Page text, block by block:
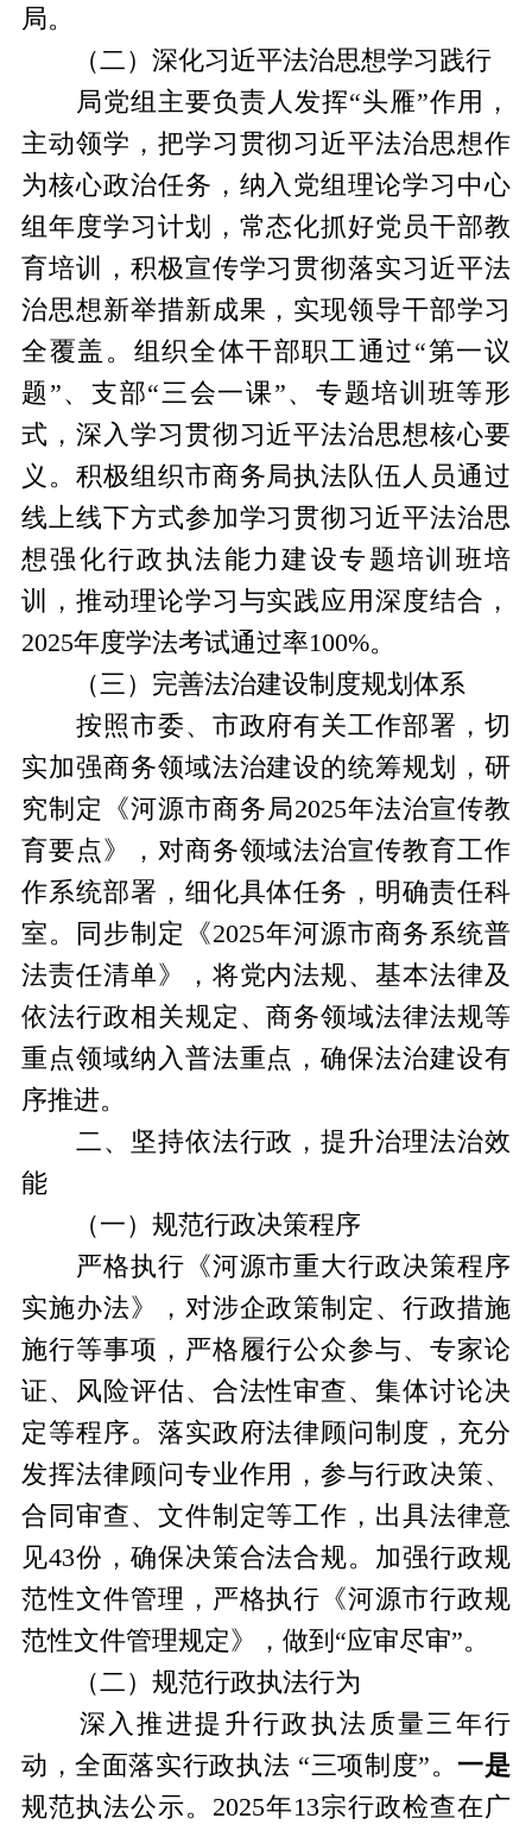
局。
（二）深化习近平法治思想学习践行
局党组主要负责人发挥“头雁”作用，
主动领学，把学习贯彻习近平法治思想作
为核心政治任务，纳入党组理论学习中心
组年度学习计划，常态化抓好党员干部教
育培训，积极宣传学习贯彻落实习近平法
治思想新举措新成果，实现领导干部学习
全覆盖。组织全体干部职工通过“第一议
题”、支部“三会一课”、专题培训班等形
式，深入学习贯彻习近平法治思想核心要
义。积极组织市商务局执法队伍人员通过
线上线下方式参加学习贯彻习近平法治思
想强化行政执法能力建设专题培训班培
训，推动理论学习与实践应用深度结合，
2025年度学法考试通过率100%。
（三）完善法治建设制度规划体系
按照市委、市政府有关工作部署，切
实加强商务领域法治建设的统筹规划，研
究制定《河源市商务局2025年法治宣传教
育要点》，对商务领域法治宣传教育工作
作系统部署，细化具体任务，明确责任科
室。同步制定《2025年河源市商务系统普
法责任清单》，将党内法规、基本法律及
依法行政相关规定、商务领域法律法规等
重点领域纳入普法重点，确保法治建设有
序推进。
二、坚持依法行政，提升治理法治效
能
（一）规范行政决策程序
严格执行《河源市重大行政决策程序
实施办法》，对涉企政策制定、行政措施
施行等事项，严格履行公众参与、专家论
证、风险评估、合法性审查、集体讨论决
定等程序。落实政府法律顾问制度，充分
发挥法律顾问专业作用，参与行政决策、
合同审查、文件制定等工作，出具法律意
见43份，确保决策合法合规。加强行政规
范性文件管理，严格执行《河源市行政规
范性文件管理规定》，做到“应审尽审”。
（二）规范行政执法行为
深入推进提升行政执法质量三年行
动，全面落实行政执法 “三项制度”。 一是
规范执法公示。2025年13宗行政检查在广